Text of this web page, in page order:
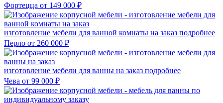
Фортецца от 149 000 ₽
изготовление мебели для ванной комнаты на заказ подробнее
Перло от 260 000 ₽
изготовление мебели для ванны на заказ подробнее
Чева от 99 000 ₽